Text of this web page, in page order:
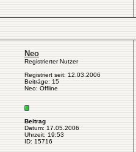
Neo
Registrierter Nutzer
Registriert seit: 12.03.2006
Beiträge: 15
Neo: Offline
Beitrag
Datum: 17.05.2006
Uhrzeit: 19:53
ID: 15716